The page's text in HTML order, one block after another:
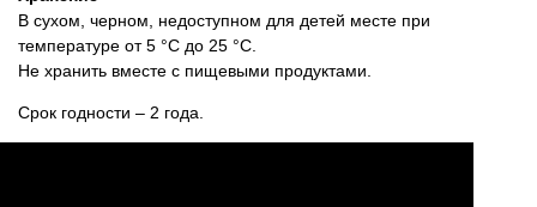
В сухом, черном, недоступном для детей месте при
температуре от 5 °С до 25 °С.
Не хранить вместе с пищевыми продуктами.
Срок годности – 2 года.